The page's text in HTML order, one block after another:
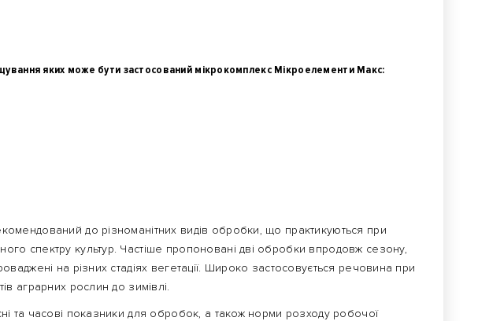
яких може бути застосований мікрокомплекс Мікроелементи Макс:
до різноманітних видів обробки, що практикуються при
спектру культур. Частіше пропоновані дві обробки впродовж сезону,
на різних стадіях вегетації. Широко застосовується речовина при
аграрних рослин до зимівлі.
та часові показники для обробок, а також норми розходу робочої